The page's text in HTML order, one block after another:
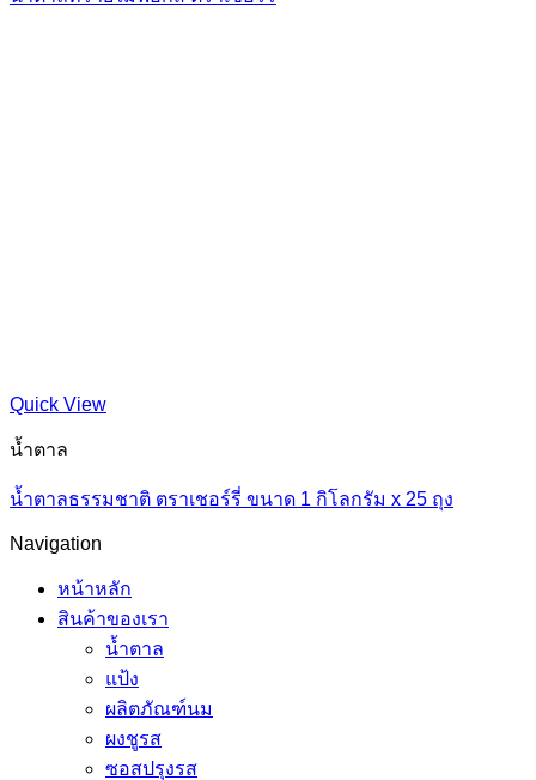
Quick View
น้ำตาล
น้ำตาลธรรมชาติ ตราเชอร์รี่ ขนาด 1 กิโลกรัม x 25 ถุง
Navigation
หน้าหลัก
สินค้าของเรา
น้ำตาล
แป้ง
ผลิตภัณฑ์นม
ผงชูรส
ซอสปรุงรส